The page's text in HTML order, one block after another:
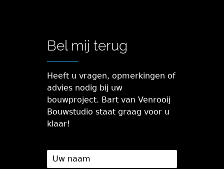
Bel mij terug
Heeft u vragen, opmerkingen of
advies nodig bij uw
bouwproject. Bart van Venrooij
Bouwstudio staat graag voor u
klaar!